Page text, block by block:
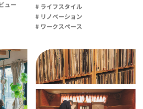
ュー
# ライフスタイル
# リノベーション
# ワークスペース